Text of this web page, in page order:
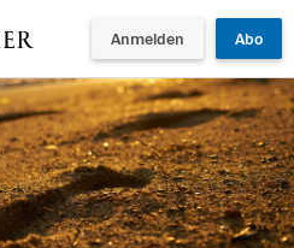
Anmelden Abo